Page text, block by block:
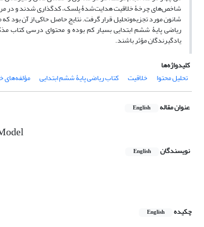
شاخص‌های چرخۀ خلاقیت هدایت‌شدۀ پلسک، کدگذاری شدند و در
شانون مورد تجزیه‌وتحلیل قرار گرفت. نتایج حاصل حاکی از آن
ریاضی پایۀ ششم ابتدایی بسیار کم بوده و محتوای درسی کتاب
یادگیرندگان مؤثر باشند.
کلیدواژه‌ها
تحلیل محتوا
خلاقیت کتاب ریاضی پایۀ ششم ابتدایی مؤلفه‌های
عنوان مقاله English
نویسندگان English
چکیده
English